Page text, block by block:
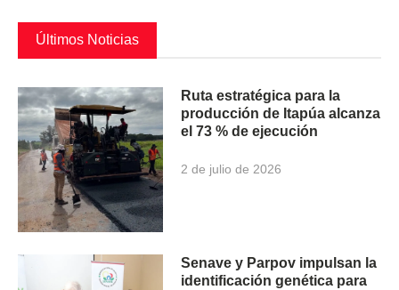
Últimos Noticias
Ruta estratégica para la
producción de Itapúa alcanza
el 73 % de ejecución
2 de julio de 2026
Senave y Parpov impulsan la
identificación genética para